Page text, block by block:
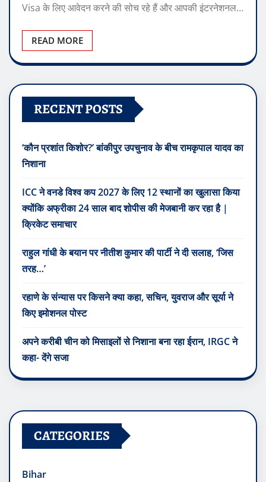
Visa के लिए आवेदन करने की सोच रहे हैं और आपकी इंटरनेशनल…
READ MORE
RECENT POSTS
‘कौन प्रशांत किशोर?’ बांकीपुर उपचुनाव के बीच रामकृपाल यादव का
निशाना
ICC ने वनडे विश्व कप 2027 के लिए 12 स्थानों का खुलासा किया
क्योंकि अफ्रीका 24 साल बाद शोपीस की मेजबानी कर रहा है |
क्रिकेट समाचार
राहुल गांधी के बयान पर नीतीश कुमार की पार्टी ने दी सलाह, ‘जिस
तरह…’
रहाणे के संन्यास पर किसने क्या कहा, सचिन, युवराज और सूर्या ने
किए इमोशनल पोस्ट
अपने करीबी चीन को मिसाइलों से निशाना बना रहा ईरान, IRGC ने
कहा- देंगे सजा
CATEGORIES
Bihar